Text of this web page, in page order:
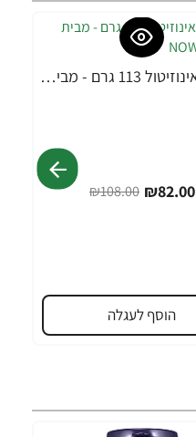
אבקת אינוזיטול 113 גרם - מבית NOW FOODS
₪82.00
₪108.00
הוסף לעגלה